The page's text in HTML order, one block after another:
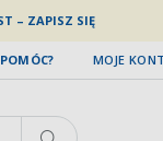
– ZAPISZ SIĘ
MOJE